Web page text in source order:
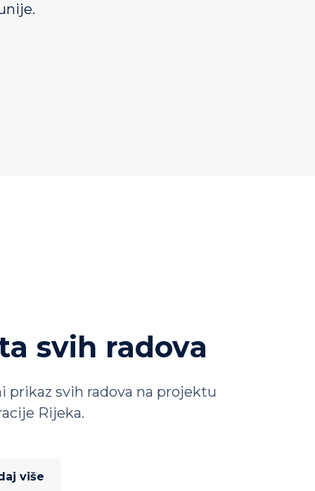
svih radova
prikaz svih radova na projektu
Rijeka.
više